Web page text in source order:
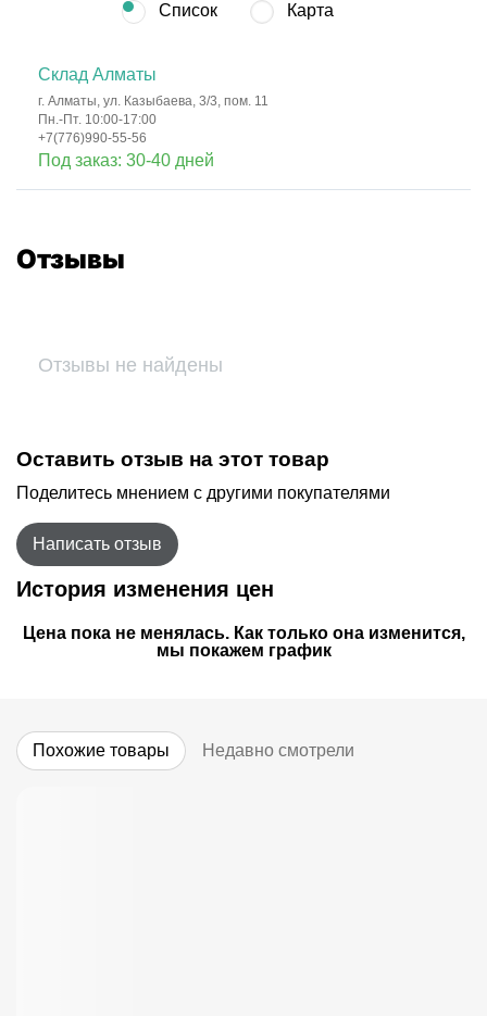
Список Карта
Склад Алматы
г. Алматы, ул. Казыбаева, 3/3, пом. 11
Пн.-Пт. 10:00-17:00
+7(776)990-55-56
Под заказ: 30-40 дней
Отзывы
Отзывы не найдены
Оставить отзыв на этот товар
Поделитесь мнением с другими покупателями
Написать отзыв
История изменения цен
Цена пока не менялась. Как только она изменится,
мы покажем график
Похожие товары Недавно смотрели